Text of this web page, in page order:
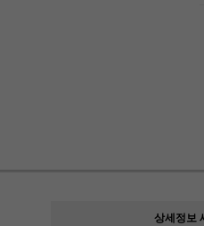
상세정보